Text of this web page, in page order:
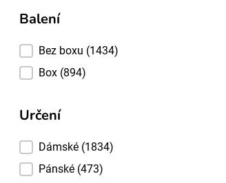
Balení
BaleníBez boxu (1434)
Box (894)
Určení
UrčeníDámské (1834)
Pánské (473)